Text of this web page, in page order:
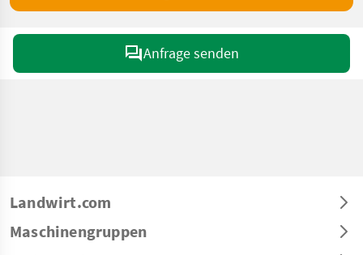
Anfrage senden
Landwirt.com
Maschinengruppen